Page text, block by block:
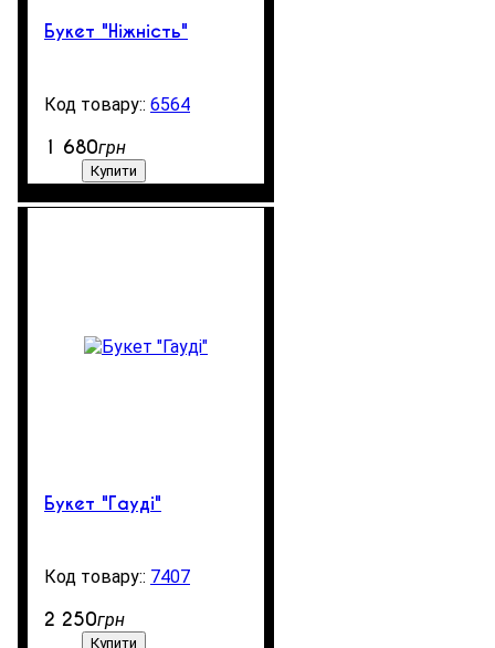
Букет "Ніжність"
6564
1 680грн
Купити
Букет "Гауді"
7407
2 250грн
Купити